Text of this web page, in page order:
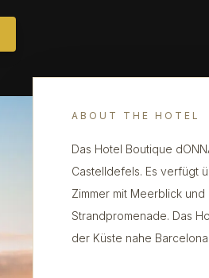
ABOUT THE HOTEL
Das Hotel Boutique
Castelldefels. Es verfügt
Zimmer mit Meerblick
Strandpromenade. Das
der Küste nahe Barcelona.